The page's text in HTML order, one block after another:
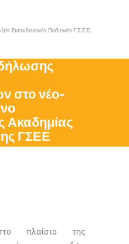
στο νέο-
Ακαδημίας
ΓΣΕΕ
πλαίσιο της